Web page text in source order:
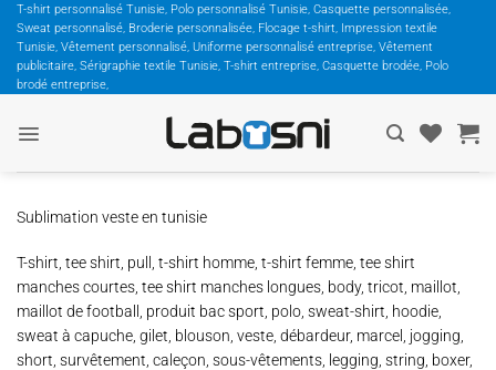
Passer
contenu
T-shirt personnalisé Tunisie, Polo personnalisé Tunisie, Casquette personnalisée,
Sweat personnalisé, Broderie personnalisée, Flocage t-shirt, Impression textile
Tunisie, Vêtement personnalisé, Uniforme personnalisé entreprise, Vêtement
publicitaire, Sérigraphie textile Tunisie, T-shirt entreprise, Casquette brodée, Polo
brodé entreprise,
Sublimation veste en tunisie
T-shirt, tee shirt, pull, t-shirt homme, t-shirt femme, tee shirt
manches courtes, tee shirt manches longues, body, tricot, maillot,
maillot de football, produit bac sport, polo, sweat-shirt, hoodie,
sweat à capuche, gilet, blouson, veste, débardeur, marcel, jogging,
short, survêtement, caleçon, sous-vêtements, legging, string, boxer,